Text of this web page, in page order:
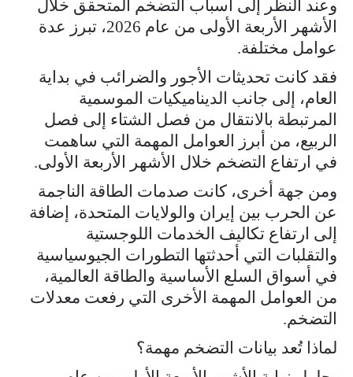
وعند النظر إلى أسباب التضخم المتحقق خلال
الأشهر الأربعة الأولى من عام 2026، تبرز عدة
عوامل مختلفة.
فقد كانت تحديثات الأجور والضرائب في بداية
العام، إلى جانب الديناميكيات الموسمية
المرتبطة بالانتقال من فصل الشتاء إلى فصل
الربيع، من أبرز العوامل المهمة التي ساهمت
في ارتفاع التضخم خلال الأشهر الأربعة الأولى.
ومن جهة أخرى، كانت صدمات الطاقة الناجمة
عن الحرب بين إيران والولايات المتحدة، إضافة
إلى ارتفاع تكاليف الخدمات اللوجستية
والتقلبات التي أحدثتها التطورات الجيوسياسية
في أسواق السلع الأساسية والطاقة العالمية،
من العوامل المهمة الأخرى التي رفعت معدلات
التضخم.
لماذا تُعد بيانات التضخم مهمة؟